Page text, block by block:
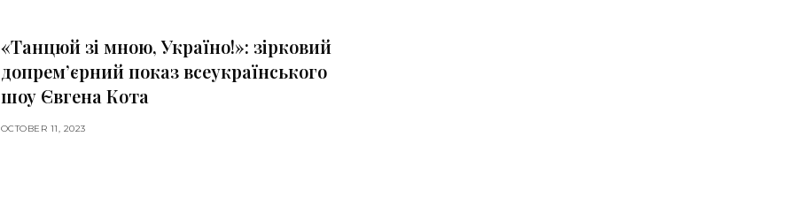
«Танцюй зі мною, Україно!»: зірковий
допрем’єрний показ всеукраїнського
шоу Євгена Кота
OCTOBER 11, 2023